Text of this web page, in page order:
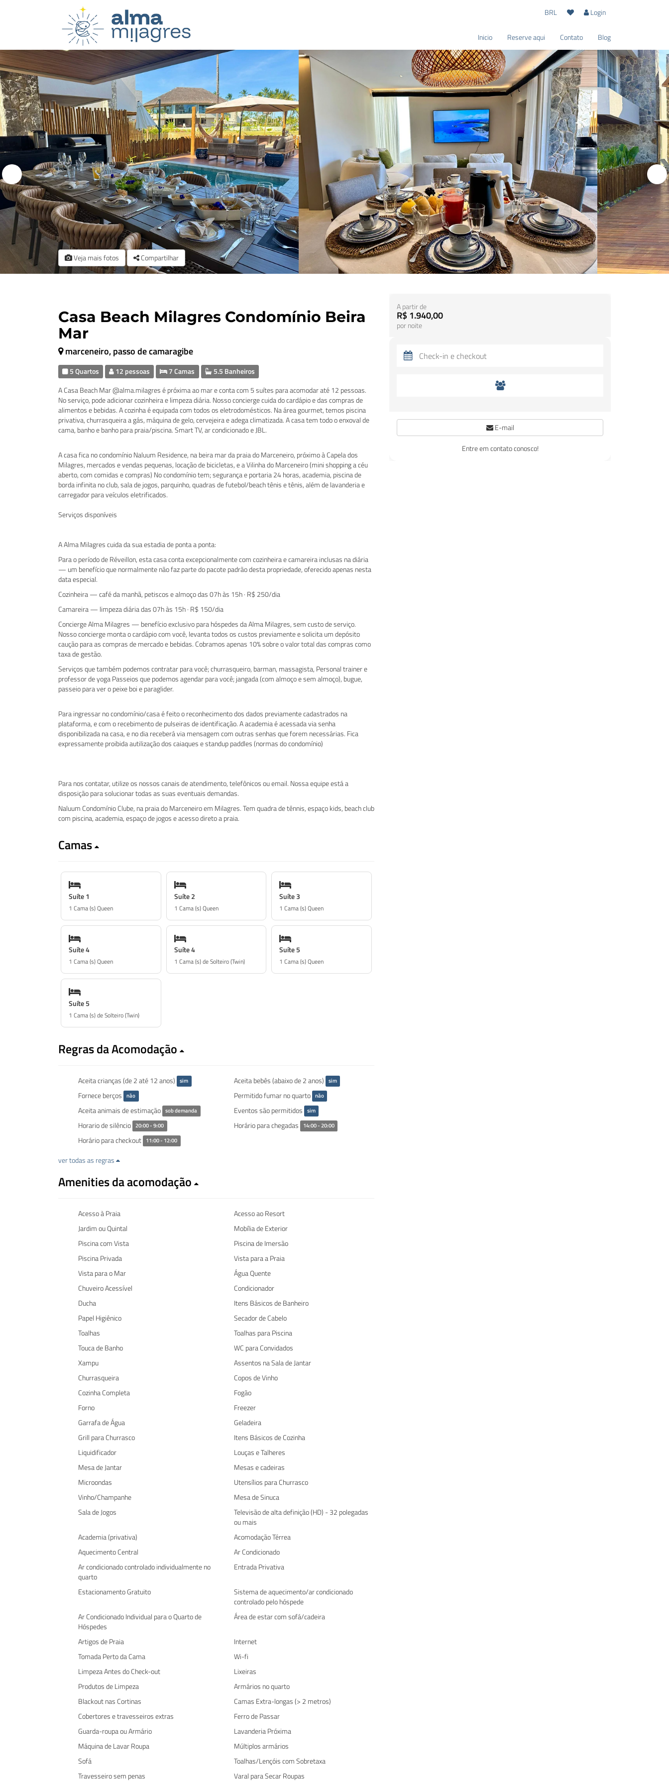
BRL Login
Inicio Reserve aqui Contato Blog
Veja mais fotos Compartilhar
Casa Beach Milagres Condomínio Beira
Mar
marceneiro, passo de camaragibe
5 Quartos 12 pessoas 7 Camas 5.5 Banheiros
A Casa Beach Mar @alma.milagres é próxima ao mar e conta com 5 suítes para acomodar até 12 pessoas.
No serviço, pode adicionar cozinheira e limpeza diária. Nosso concierge cuida do cardápio e das compras de
alimentos e bebidas. A cozinha é equipada com todos os eletrodomésticos. Na área gourmet, temos piscina
privativa, churrasqueira a gás, máquina de gelo, cervejeira e adega climatizada. A casa tem todo o enxoval de
cama, banho e banho para praia/piscina. Smart TV, ar condicionado e JBL.
A casa fica no condomínio Naluum Residence, na beira mar da praia do Marceneiro, próximo à Capela dos
Milagres, mercados e vendas pequenas, locação de bicicletas, e a Vilinha do Marceneiro (mini shopping a céu
aberto, com comidas e compras) No condomínio tem; segurança e portaria 24 horas, academia, piscina de
borda infinita no club, sala de jogos, parquinho, quadras de futebol/beach tênis e tênis, além de lavanderia e
carregador para veículos eletrificados.
Serviços disponíveis
A Alma Milagres cuida da sua estadia de ponta a ponta:
Para o período de Réveillon, esta casa conta excepcionalmente com cozinheira e camareira inclusas na diária
— um benefício que normalmente não faz parte do pacote padrão desta propriedade, oferecido apenas nesta
data especial.
Cozinheira — café da manhã, petiscos e almoço das 07h às 15h · R$ 250/dia
Camareira — limpeza diária das 07h às 15h · R$ 150/dia
Concierge Alma Milagres — benefício exclusivo para hóspedes da Alma Milagres, sem custo de serviço.
Nosso concierge monta o cardápio com você, levanta todos os custos previamente e solicita um depósito
caução para as compras de mercado e bebidas. Cobramos apenas 10% sobre o valor total das compras como
taxa de gestão.
Serviços que também podemos contratar para você; churrasqueiro, barman, massagista, Personal trainer e
professor de yoga Passeios que podemos agendar para você; jangada (com almoço e sem almoço), bugue,
passeio para ver o peixe boi e paraglider.
Para ingressar no condomínio/casa é feito o reconhecimento dos dados previamente cadastrados na
plataforma, e com o recebimento de pulseiras de identificação. A academia é acessada via senha
disponibilizada na casa, e no dia receberá via mensagem com outras senhas que forem necessárias. Fica
expressamente proibida autilização dos caiaques e standup paddles (normas do condomínio)
Para nos contatar, utilize os nossos canais de atendimento, telefônicos ou email. Nossa equipe está a
disposição para solucionar todas as suas eventuais demandas.
Naluum Condomínio Clube, na praia do Marceneiro em Milagres. Tem quadra de tênnis, espaço kids, beach club
com piscina, academia, espaço de jogos e acesso direto a praia.
Camas
Suíte 1
1 Cama (s) Queen
Suíte 2
1 Cama (s) Queen
Suíte 3
1 Cama (s) Queen
Suíte 4
1 Cama (s) Queen
Suíte 4
1 Cama (s) de Solteiro (Twin)
Suíte 5
1 Cama (s) Queen
Suíte 5
1 Cama (s) de Solteiro (Twin)
Regras da Acomodação
Aceita crianças (de 2 até 12 anos) sim Aceita bebês (abaixo de 2 anos) sim
Fornece berços não Permitido fumar no quarto não
Aceita animais de estimação sob demanda Eventos são permitidos sim
Horario de silêncio 20:00 - 9:00 Horário para chegadas 14:00 - 20:00
Horário para checkout 11:00 - 12:00
ver todas as regras
Amenities da acomodação
Acesso à Praia
Acesso ao Resort
Jardim ou Quintal
Mobília de Exterior
Piscina com Vista
Piscina de Imersão
Piscina Privada
Vista para a Praia
Vista para o Mar
Água Quente
Chuveiro Acessível
Condicionador
Ducha
Itens Básicos de Banheiro
Papel Higiênico
Secador de Cabelo
Toalhas
Toalhas para Piscina
Touca de Banho
WC para Convidados
Xampu
Assentos na Sala de Jantar
Churrasqueira
Copos de Vinho
Cozinha Completa
Fogão
Forno
Freezer
Garrafa de Água
Geladeira
Grill para Churrasco
Itens Básicos de Cozinha
Liquidificador
Louças e Talheres
Mesa de Jantar
Mesas e cadeiras
Microondas
Utensílios para Churrasco
Vinho/Champanhe
Mesa de Sinuca
Sala de Jogos
Televisão de alta definição (HD) - 32 polegadas
ou mais
Academia (privativa)
Acomodação Térrea
Aquecimento Central
Ar Condicionado
Ar condicionado controlado individualmente no
quarto
Entrada Privativa
Estacionamento Gratuito
Sistema de aquecimento/ar condicionado
controlado pelo hóspede
Ar Condicionado Individual para o Quarto de
Hóspedes
Área de estar com sofá/cadeira
Artigos de Praia
Internet
Tomada Perto da Cama
Wi-fi
Limpeza Antes do Check-out
Lixeiras
Produtos de Limpeza
Armários no quarto
Blackout nas Cortinas
Camas Extra-longas (> 2 metros)
Cobertores e travesseiros extras
Ferro de Passar
Guarda-roupa ou Armário
Lavanderia Próxima
Máquina de Lavar Roupa
Múltiplos armários
Sofá
Toalhas/Lençóis com Sobretaxa
Travesseiro sem penas
Varal para Secar Roupas
A partir de
R$ 1.940,00
por noite
E-mail
Entre em contato conosco!